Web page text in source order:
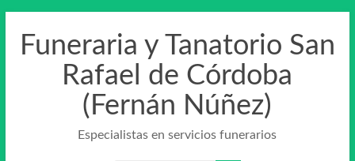
contenido
Funeraria y Tanatorio San
Rafael de Córdoba
(Fernán Núñez)
Especialistas en servicios funerarios